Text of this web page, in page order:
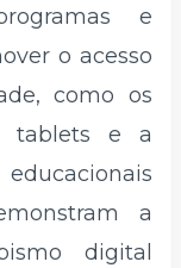
e
o acesso
como os
tablets e a
a
digital